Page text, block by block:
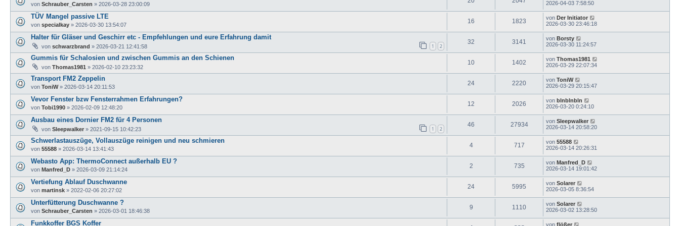
von Schrauber_Carsten » 2026-03-28 23:00:09 2026-04-03 7:58:50
TÜV Mangel passive LTE
von specialkay » 2026-03-30 13:54:07
16 1823 von Der Initiator
2026-03-30 23:46:18
Halter für Gläser und Geschirr etc - Empfehlungen und eure Erfahrung damit
von schwarzbrand » 2026-03-21 12:41:58 1 2
32 3141 von Borsty
2026-03-30 11:24:57
Gummis für Schalosien und zwischen Gummis an den Schienen
von Thomas1981 » 2026-02-10 23:23:32
10 1402 von Thomas1981
2026-03-29 22:07:34
Transport FM2 Zeppelin
von ToniW» 2026-03-14 20:11:53
24 2220 von ToniW
2026-03-29 20:15:47
Vevor Fenster bzw Fensterrahmen Erfahrungen?
von Tobi1990 » 2026-02-09 12:48:20
12 2026 von blnblnbln
2026-03-20 0:24:10
Ausbau eines Dornier FM2 für 4 Personen
von Sleepwalker » 2021-09-15 10:42:23 1 2
46 27934 von Sleepwalker
2026-03-14 20:58:20
Schwerlastauszüge, Vollauszüge reinigen und neu schmieren
von 55588 » 2026-03-14 13:41:43
4 717 von 55588
2026-03-14 20:26:31
Webasto App: ThermoConnect außerhalb EU ?
von Manfred_D » 2026-03-09 21:14:24
2 735 von Manfred_D
2026-03-14 19:01:42
Vertiefung Ablauf Duschwanne
von martinsk » 2022-02-06 20:27:02
24 5995 von Solarer
2026-03-05 8:36:54
Unterfütterung Duschwanne ?
von Schrauber_Carsten » 2026-03-01 18:46:38
9 1110 von Solarer
2026-03-02 13:28:50
Funkkoffer BGS Koffer von flößer